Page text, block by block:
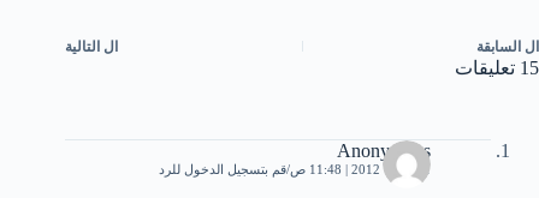
ال السابقة ال التالية
15 تعليقات
Anonymous
1 أكتوبر، 2012 | 11:48 ص قم بتسجيل الدخول للرد